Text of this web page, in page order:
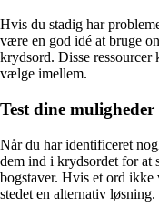
Hvis du stadig har
være en god idé at bruge
krydsord. Disse
vælge imellem.
Test dine muligheder
Når du har identificeret
dem ind i krydsordet for at
bogstaver. Hvis et ord
stedet en alternativ løsning.